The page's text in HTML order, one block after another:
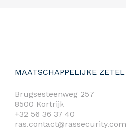
MAATSCHAPPELIJKE ZETEL
Brugsesteenweg 257
8500 Kortrijk
+32 56 36 37 40
ras.contact@rassecurity.com